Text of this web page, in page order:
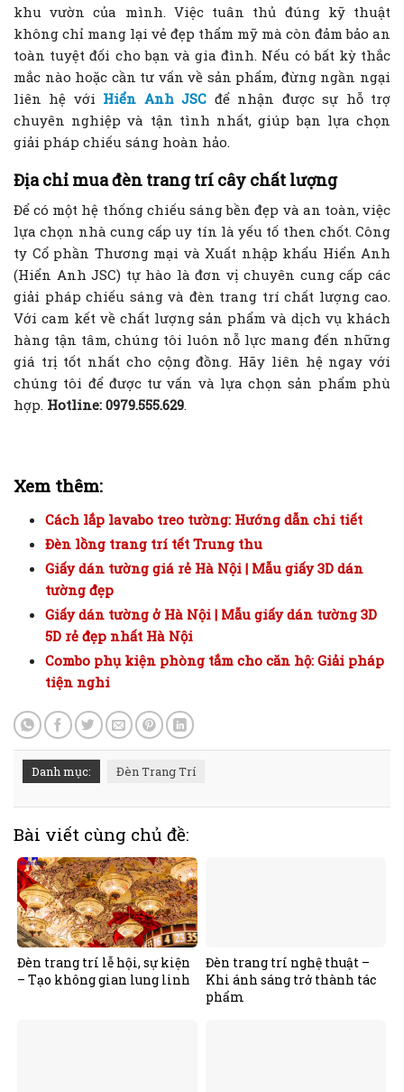
khu vườn của mình. Việc tuân thủ đúng kỹ thuật
không chỉ mang lại vẻ đẹp thẩm mỹ mà còn đảm bảo an
toàn tuyệt đối cho bạn và gia đình. Nếu có bất kỳ thắc
mắc nào hoặc cần tư vấn về sản phẩm, đừng ngần ngại
liên hệ với Hiển Anh JSC để nhận được sự hỗ trợ
chuyên nghiệp và tận tình nhất, giúp bạn lựa chọn
giải pháp chiếu sáng hoàn hảo.
Địa chỉ mua đèn trang trí cây chất lượng
Để có một hệ thống chiếu sáng bền đẹp và an toàn, việc
lựa chọn nhà cung cấp uy tín là yếu tố then chốt. Công
ty Cổ phần Thương mại và Xuất nhập khẩu Hiển Anh
(Hiển Anh JSC) tự hào là đơn vị chuyên cung cấp các
giải pháp chiếu sáng và đèn trang trí chất lượng cao.
Với cam kết về chất lượng sản phẩm và dịch vụ khách
hàng tận tâm, chúng tôi luôn nỗ lực mang đến những
giá trị tốt nhất cho cộng đồng. Hãy liên hệ ngay với
chúng tôi để được tư vấn và lựa chọn sản phẩm phù
hợp. Hotline: 0979.555.629.
Xem thêm:
Cách lắp lavabo treo tường: Hướng dẫn chi tiết
Đèn lồng trang trí tết Trung thu
Giấy dán tường giá rẻ Hà Nội | Mẫu giấy 3D dán
tường đẹp
Giấy dán tường ở Hà Nội | Mẫu giấy dán tường 3D
5D rẻ đẹp nhất Hà Nội
Combo phụ kiện phòng tắm cho căn hộ: Giải pháp
tiện nghi
Danh mục: Đèn Trang Trí
Bài viết cùng chủ đề:
Đèn trang trí lễ hội, sự kiện
– Tạo không gian lung linh
Đèn trang trí nghệ thuật –
Khi ánh sáng trở thành tác
phẩm